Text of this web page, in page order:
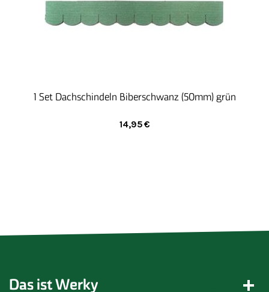
Qualifizierung für ihre Tätigkeit. Der Sozialdienst
berät und begleitet die Beschäftigten während des
1 Set Dachschindeln Biberschwanz (50mm) grün
14,95€
Das ist Werky